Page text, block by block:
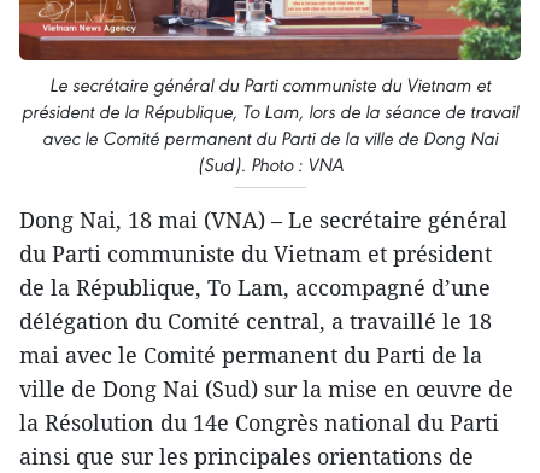
Le secrétaire général du Parti communiste du Vietnam et
président de la République, To Lam, lors de la séance de travail
avec le Comité permanent du Parti de la ville de Dong Nai
(Sud). Photo : VNA
Dong Nai, 18 mai (VNA) – Le secrétaire général
du Parti communiste du Vietnam et président
de la République, To Lam, accompagné d’une
délégation du Comité central, a travaillé le 18
mai avec le Comité permanent du Parti de la
ville de Dong Nai (Sud) sur la mise en œuvre de
la Résolution du 14e Congrès national du Parti
ainsi que sur les principales orientations de